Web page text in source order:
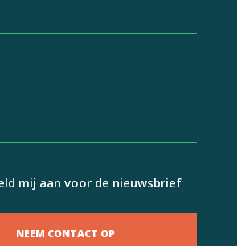
mij aan voor de nieuwsbrief
NEEM CONTACT OP